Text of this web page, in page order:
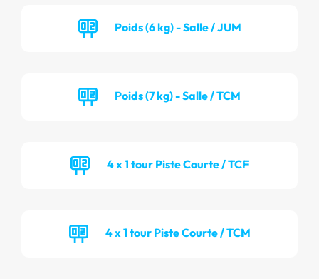
Poids (6 kg) - Salle / JUM
Poids (7 kg) - Salle / TCM
4 x 1 tour Piste Courte / TCF
4 x 1 tour Piste Courte / TCM